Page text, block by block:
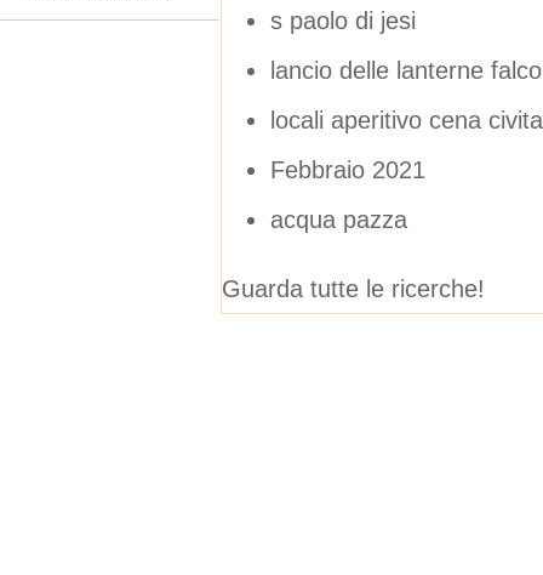
s paolo di jesi
lancio delle lanterne
locali aperitivo cena
Febbraio 2021
acqua pazza
Guarda tutte le ricerche!